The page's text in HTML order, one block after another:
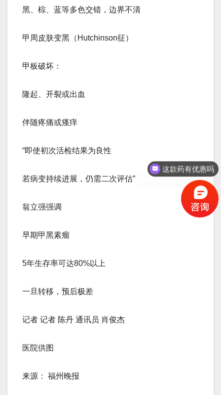
黑、棕、蓝等多色交错，边界不清
甲周皮肤变黑（Hutchinson征）
甲板破坏：
隆起、开裂或出血
伴随疼痛或瘙痒
“即使初次活检结果为良性
若病变持续进展，仍需二次评估”
翁立强强调
早期甲黑素瘤
5年生存率可达80%以上
一旦转移，预后极差
记者 记者 陈丹 通讯员 肖俊杰
医院供图
来源： 福州晚报
保守治疗的方法有吗